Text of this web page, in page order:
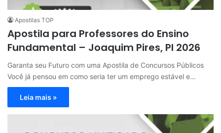
Apostilas TOP
Apostila para Professores do Ensino
Fundamental – Joaquim Pires, PI 2026
Garanta seu Futuro com uma Apostila de Concursos Públicos
Você já pensou em como seria ter um emprego estável e…
Leia mais »